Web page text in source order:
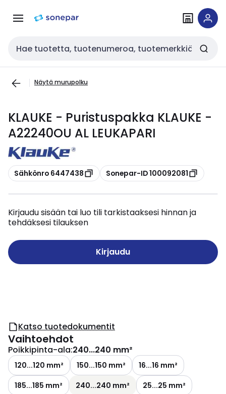
navigointiinsisältöön
Haku
Näytä murupolku
KLAUKE - Puristuspakka KLAUKE -
A22240OU AL LEUKAPARI
Kopioi
Sähkönro 6447438 Kopioi
Sonepar-ID 100092081
Kirjaudu sisään tai luo tili tarkistaaksesi hinnan ja
tehdäksesi tilauksen
Kirjaudu
Katso tuotedokumentit
Vaihtoehdot
Poikkipinta-ala:240...240 mm²
120...120 mm² 150...150 mm²
16...16 mm²
185...185 mm²
240...240 mm²
25...25 mm²